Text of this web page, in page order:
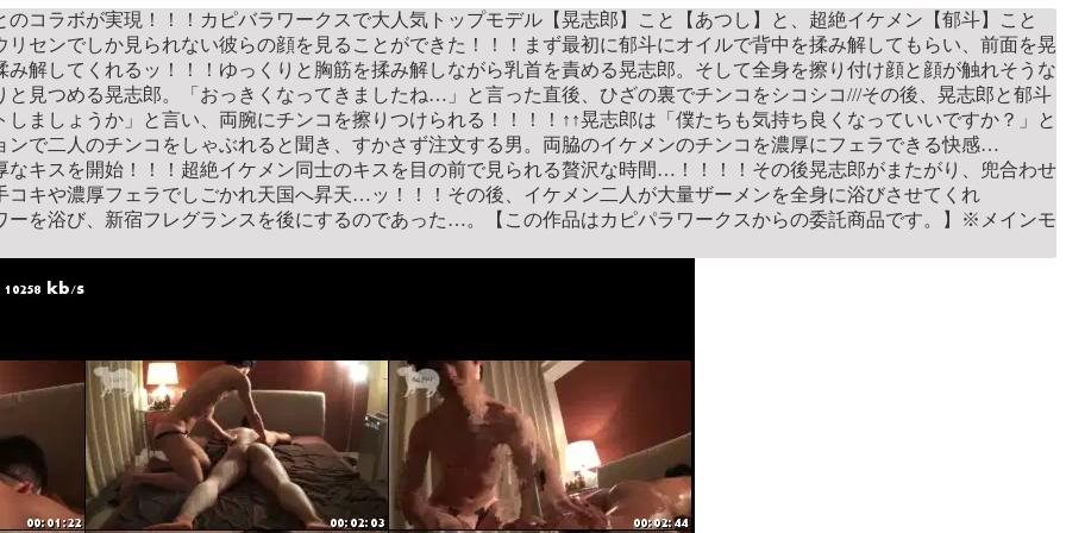
コラボが実現！！！カピバラワークスで大人気トップモデル【晃志郎】こと【あつし】と、超絶イケメン【郁斗】こと
センでしか見られない彼らの顔を見ることができた！！！まず最初に郁斗にオイルで背中を揉み解してもらい、前面を晃
解してくれるッ！！！ゆっくりと胸筋を揉み解しながら乳首を責める晃志郎。そして全身を擦り付け顔と顔が触れそうな
見つめる晃志郎。「おっきくなってきましたね…」と言った直後、ひざの裏でチンコをシコシコ///その後、晃志郎と郁斗
ましょうか」と言い、両腕にチンコを擦りつけられる！！！！↑↑晃志郎は「僕たちも気持ち良くなっていいですか？」と
で二人のチンコをしゃぶれると聞き、すかさず注文する男。両脇のイケメンのチンコを濃厚にフェラできる快感…
キスを開始！！！超絶イケメン同士のキスを目の前で見られる贅沢な時間…！！！！その後晃志郎がまたがり、兜合わせ
キや濃厚フェラでしごかれ天国へ昇天…ッ！！！その後、イケメン二人が大量ザーメンを全身に浴びさせてくれ
を浴び、新宿フレグランスを後にするのであった…。【この作品はカピパラワークスからの委託商品です。】※メインモ